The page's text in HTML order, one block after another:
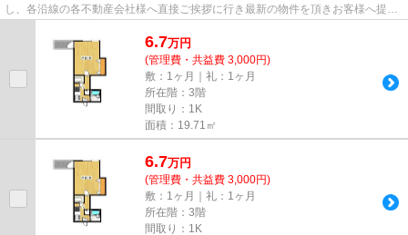
し、各沿線の各不動産会社様へ直接ご挨拶に行き最新の物件を頂きお客様へ提供
6.7万円
(管理費・共益費 3,000円)
敷：1ヶ月｜礼：1ヶ月
所在階：3階
間取り：1K
面積：19.71㎡
6.7万円
(管理費・共益費 3,000円)
敷：1ヶ月｜礼：1ヶ月
所在階：3階
間取り：1K